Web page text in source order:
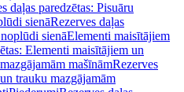
daļas paredzētas: Pisuāru
sienāRezerves daļas
sienāElementi maisītājiem
Elementi maisītājiem un
mašīnāmRezerves
trauku mazgājamām